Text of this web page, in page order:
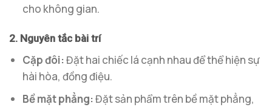
cho không gian.
2. Nguyên tắc bài trí
Cặp đôi:Đặt hai chiếc lá cạnh nhau để thể hiện sự
hài hòa, đồng điệu.
Bề mặt phẳng:Đặt sản phẩm trên bề mặt phẳng,